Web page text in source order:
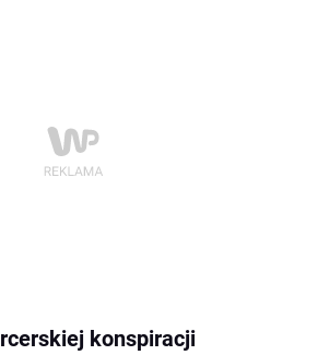
konspiracji